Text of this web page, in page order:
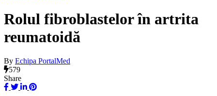
Rolul fibroblastelor în artrita
reumatoidă
By Echipa PortalMed
579
Share